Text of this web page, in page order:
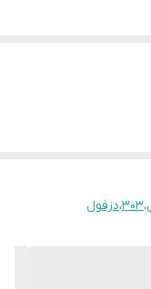
و بیماری هستند.
،۳۰۳،دزفول